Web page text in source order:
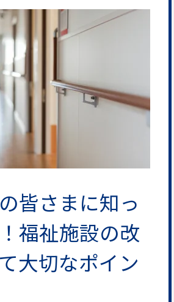
皆さまに知っ
福祉施設の改
大切なポイン